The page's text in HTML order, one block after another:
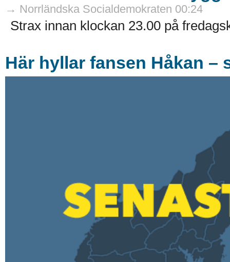
→ Norrländska Socialdemokraten 00:24
Strax innan klockan 23.00 på
Här hyllar fansen Håkan –